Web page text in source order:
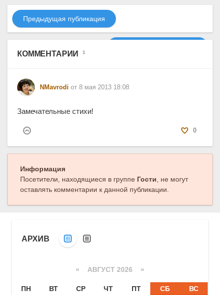
Предыдущая публикация
КОММЕНТАРИИ 1
NMavrodi от 8 мая 2013 18:08
0
Замечательные стихи!
Информация
Посетители, находящиеся в группе Гости, не могут
оставлять комментарии к данной публикации.
АРХИВ
« АВГУСТ 2026 »
ПН ВТ СР ЧТ ПТ СБ
ВС